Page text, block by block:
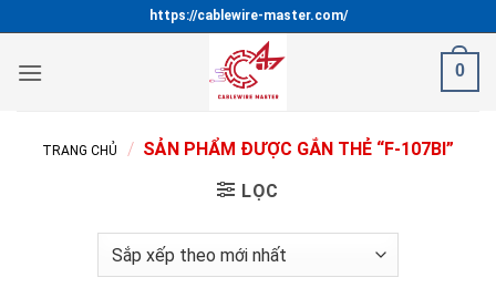
qua
nội
https://cablewire-master.com/
0
TRANG CHỦ / SẢN PHẨM ĐƯỢC GẮN THẺ “F-107BI”
LỌC